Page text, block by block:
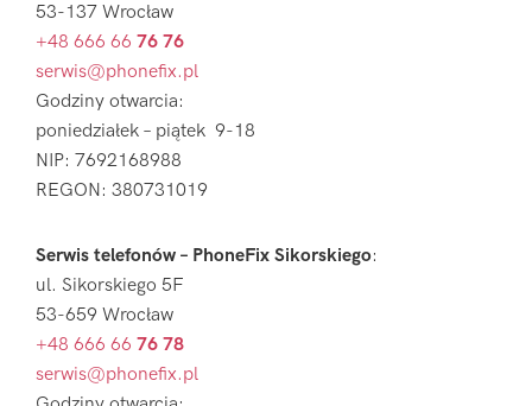
53-137 Wrocław
+48 666 66 76 76
serwis@phonefix.pl
Godziny otwarcia:
poniedziałek – piątek 9-18
NIP: 7692168988
REGON: 380731019
Serwis telefonów – PhoneFix Sikorskiego:
ul. Sikorskiego 5F
53-659 Wrocław
+48 666 66 76 78
serwis@phonefix.pl